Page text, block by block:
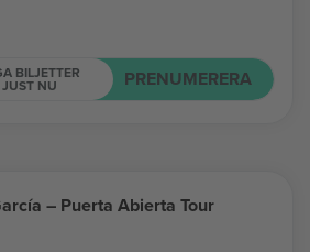
BILJETTER
JUST NU PRENUMERERA
– Puerta Abierta Tour